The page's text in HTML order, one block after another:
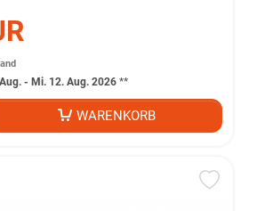
- Mi. 12. Aug. 2026 **
WARENKORB